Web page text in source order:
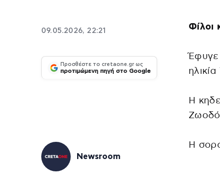
09.05.2026, 22:21
Προσθέστε το cretaone.gr ως
προτιμώμενη πηγή στο Google
Newsroom
Φίλοι
Η
Η